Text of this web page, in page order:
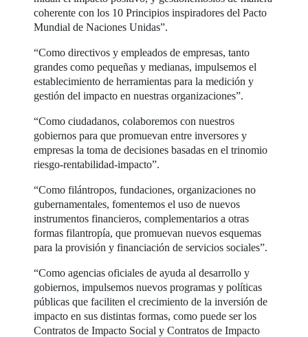
coherente con los 10 Principios inspiradores del Pacto
Mundial de Naciones Unidas”.
“Como directivos y empleados de empresas, tanto
grandes como pequeñas y medianas, impulsemos el
establecimiento de herramientas para la medición y
gestión del impacto en nuestras organizaciones”.
“Como ciudadanos, colaboremos con nuestros
gobiernos para que promuevan entre inversores y
empresas la toma de decisiones basadas en el trinomio
riesgo-rentabilidad-impacto”.
“Como filántropos, fundaciones, organizaciones no
gubernamentales, fomentemos el uso de nuevos
instrumentos financieros, complementarios a otras
formas filantropía, que promuevan nuevos esquemas
para la provisión y financiación de servicios sociales”.
“Como agencias oficiales de ayuda al desarrollo y
gobiernos, impulsemos nuevos programas y políticas
públicas que faciliten el crecimiento de la inversión de
impacto en sus distintas formas, como puede ser los
Contratos de Impacto Social y Contratos de Impacto